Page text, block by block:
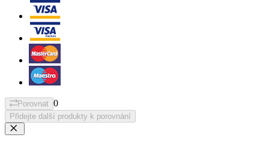
Porovnat 0
Přidejte další produkty k porovnání